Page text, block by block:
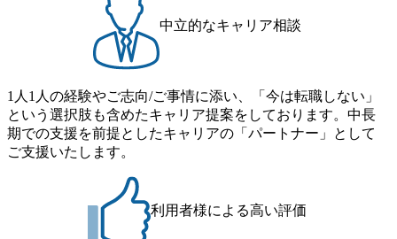
中立的なキャリア相談
1人1人の経験やご志向/ご事情に添い、「今は転職しない」
という選択肢も含めたキャリア提案をしております。中長
期での支援を前提としたキャリアの「パートナー」として
ご支援いたします。
利用者様による高い評価